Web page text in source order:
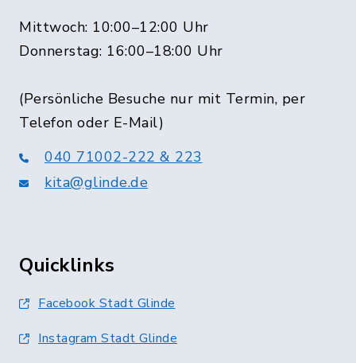
Mittwoch: 10:00–12:00 Uhr
Donnerstag: 16:00–18:00 Uhr
(Persönliche Besuche nur mit Termin, per
Telefon oder E-Mail)
040 71002-222 & 223
kita@glinde.de
Quicklinks
Facebook Stadt Glinde
Instagram Stadt Glinde